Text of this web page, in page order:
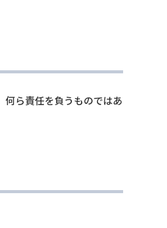
ら責任を負うものではあ